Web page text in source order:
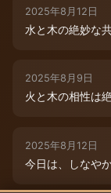
2025年8月12日
水と木の絶妙な
2025年8月9日
火と木の相性は
2025年8月12日
今日は、しなや